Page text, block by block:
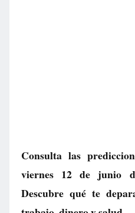
Consulta las
viernes 12 de junio
Descubre qué te